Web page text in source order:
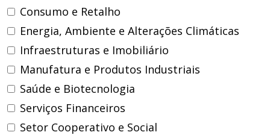
Consumo e Retalho
Energia, Ambiente e Alterações Climáticas
Infraestruturas e Imobiliário
Manufatura e Produtos Industriais
Saúde e Biotecnologia
Serviços Financeiros
Setor Cooperativo e Social